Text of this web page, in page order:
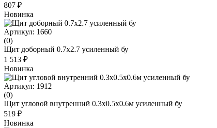
807 ₽
Новинка
Артикул: 1660
(0)
Щит доборный 0.7х2.7 усиленный бу
1 513 ₽
Новинка
Артикул: 1912
(0)
Щит угловой внутренний 0.3х0.5х0.6м усиленный бу
519 ₽
Новинка